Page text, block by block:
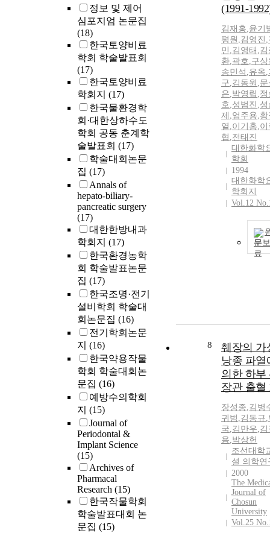
정보 및 제어
심포지엄 논문집
(18)
한국토양비료
학회 학술발표회
(17)
한국토양비료
학회지 (17)
한국물환경학
회·대한상하수도
학회 공동 춘계학
술발표회 (17)
학술대회논문
집 (17)
Annals of
hepato-biliary-
pancreatic surgery
(17)
대한한방내과
학회지 (17)
한국환경농학
회 학술발표논문
집 (17)
한국조명·전기
설비학회 학술대
회논문집 (16)
전기학회논문
지 (16)
한국약용작물
학회 학술대회논
문집 (16)
예방수의학회
지 (15)
Journal of
Periodontal &
Implant Science
(15)
Archives of
Pharmacal
Research (15)
한국작물학회
학술발표대회 논
문집 (15)
(1991-
김재홍,윤기
평원 ,김영진 ,
민 ,김영태 ,김
환,곽호,구상
송민석 ,유옥,
구,김동원 ,문
은,박영립 ,정
호,성범진 ,성
제 ,엄주용,황
열 ,이기홍,이
협 ,전태진
대한화학
학회
1994
대한화학
학회지
Vol.12
문
8
췌장의 가
낭종 파열
의한 하부
장관 출혈
장성종,김병
귀범 ,김동규,
국,김만우,김
용,박상헌
조선대학
설 의학연
2000
The
Journal of
Chosun
University
Vol.25